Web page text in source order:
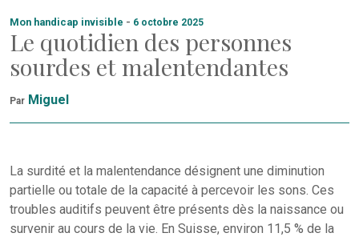
Mon handicap invisible - 6 octobre 2025
Le quotidien des personnes
sourdes et malentendantes
Par Miguel
La surdité et la malentendance désignent une diminution
partielle ou totale de la capacité à percevoir les sons. Ces
troubles auditifs peuvent être présents dès la naissance ou
survenir au cours de la vie. En Suisse, environ 11,5 % de la